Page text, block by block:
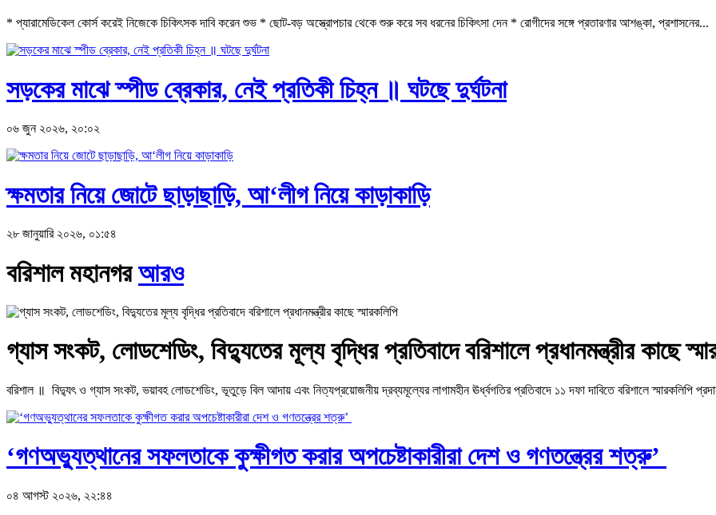
* প্যারামেডিকেল কোর্স করেই নিজেকে চিকিৎসক দাবি করেন শুভ * ছোট-বড় অস্ত্রোপচার থেকে শুরু করে সব ধরনের চিকিৎসা দেন * রোগীদের সঙ্গে প্রতারণার আশঙ্কা, প্রশাসনের...
সড়কের মাঝে স্পীড ব্রেকার, নেই প্রতিকী চিহ্ন ॥ ঘটছে দুর্ঘটনা
০৬ জুন ২০২৬, ২০:০২
ক্ষমতার নিয়ে জোটে ছাড়াছাড়ি, আ‘লীগ নিয়ে কাড়াকাড়ি
২৮ জানুয়ারি ২০২৬, ০১:৫৪
বরিশাল মহানগরআরও
গ্যাস সংকট, লোডশেডিং, বিদ্যুতের মূল্য বৃদ্ধির প্রতিবাদে বরিশালে প্রধানমন্ত্রীর কাছে
বরিশাল ॥ বিদ্যুৎ ও গ্যাস সংকট, ভয়াবহ লোডশেডিং, ভূতুড়ে বিল আদায় এবং নিত্যপ্রয়োজনীয় দ্রব্যমূল্যের লাগামহীন ঊর্ধ্বগতির প্রতিবাদে ১১ দফা দাবিতে বরিশালে স্মারকলিপি
‘গণঅভ্যুত্থানের সফলতাকে কুক্ষীগত করার অপচেষ্টাকারীরা দেশ ও গণতন্ত্রের শত্রু’
০৪ আগস্ট ২০২৬, ২২:৪৪